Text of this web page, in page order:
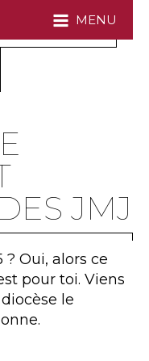
MENU
JMJ
? Oui, alors ce
pour toi. Viens
le